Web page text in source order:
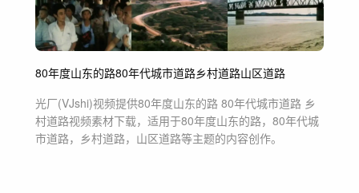
80年度山东的路80年代城市道路乡村道路山区道路
光厂(VJshi)视频提供80年度山东的路 80年代城市道路 乡
村道路视频素材下载，适用于80年度山东的路，80年代城
市道路，乡村道路，山区道路等主题的内容创作。